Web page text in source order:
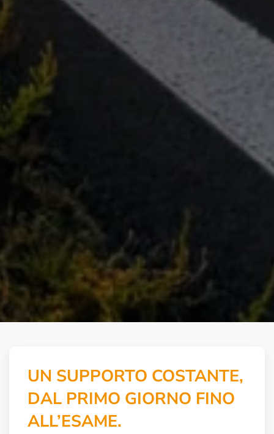
UN SUPPORTO COSTANTE,
DAL PRIMO GIORNO FINO
ALL’ESAME.